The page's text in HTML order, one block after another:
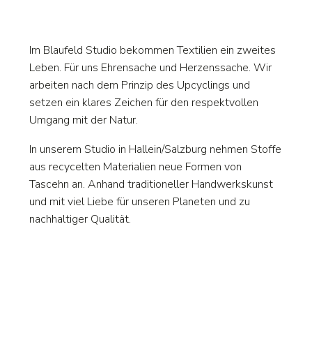
Im Blaufeld Studio bekommen Textilien ein zweites
Leben. Für uns Ehrensache und Herzenssache. Wir
arbeiten nach dem Prinzip des Upcyclings und
setzen ein klares Zeichen für den respektvollen
Umgang mit der Natur.
In unserem Studio in Hallein/Salzburg nehmen Stoffe
aus recycelten Materialien neue Formen von
Tascehn an. Anhand traditioneller Handwerkskunst
und mit viel Liebe für unseren Planeten und zu
nachhaltiger Qualität.